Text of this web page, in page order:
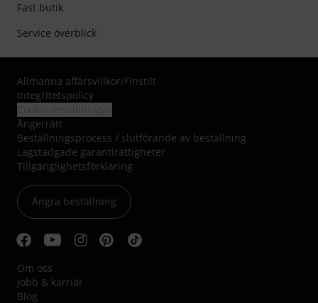
Fast butik
Service överblick
Allmänna affärsvillkor/Finstilt
Integritetspolicy
Ångerrätt
Beställningsprocess / slutförande av beställning
Lagstadgade garantirättigheter
Tillgänglighetsförklaring
Ångra beställning
Om oss
Jobb & karriär
Blog